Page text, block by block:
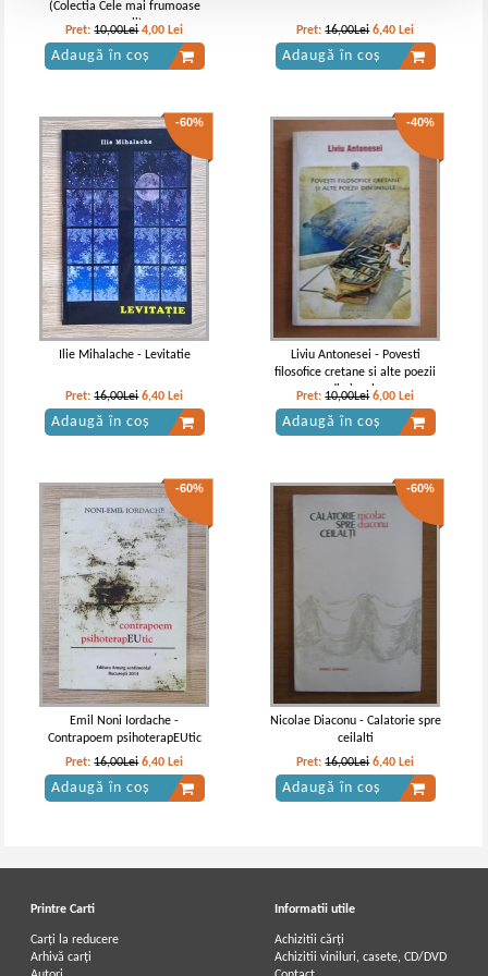
(Colectia Cele mai frumoase
poezii)
Pret:10,00Lei 4,00 Lei
Adaugă în coș
Pret:16,00Lei 6,40 Lei
Adaugă în coș
-60%
Ilie Mihalache - Levitatie
Pret:16,00Lei 6,40 Lei
Adaugă în coș
-40%
Liviu Antonesei - Povesti
filosofice cretane si alte poezii
din insule
Pret:10,00Lei 6,00 Lei
Adaugă în coș
-60%
Emil Noni Iordache -
Contrapoem psihoterapEUtic
Pret:16,00Lei 6,40 Lei
Adaugă în coș
-60%
Nicolae Diaconu - Calatorie spre
ceilalti
Pret:16,00Lei 6,40 Lei
Adaugă în coș
Printre Carti
Carți la reducere
Arhivă carți
Informatii utile
Achizitii cărți
Achizitii viniluri, casete, CD/DVD